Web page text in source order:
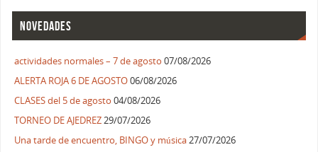
NOVEDADES
actividades normales – 7 de agosto 07/08/2026
ALERTA ROJA 6 DE AGOSTO06/08/2026
CLASES del 5 de agosto 04/08/2026
TORNEO DE AJEDREZ29/07/2026
Una tarde de encuentro, BINGO y música27/07/2026